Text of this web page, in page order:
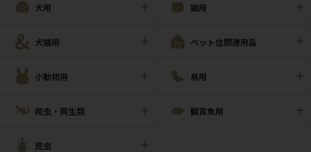
犬用 猫用
犬猫用 ペット住関連用品
小動物用 鳥用
爬虫・両生類 観賞魚用
昆虫